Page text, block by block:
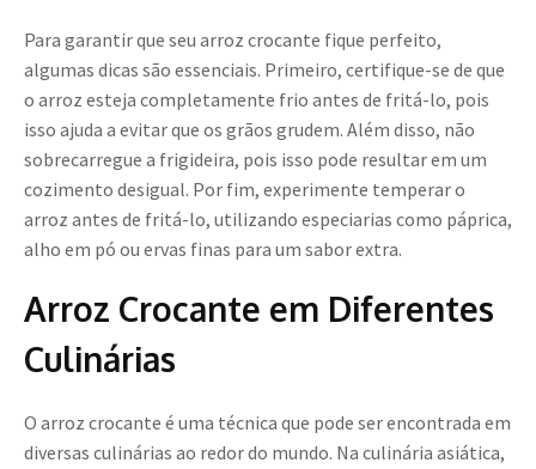
Para garantir que seu arroz crocante fique perfeito,
algumas dicas são essenciais. Primeiro, certifique-se de que
o arroz esteja completamente frio antes de fritá-lo, pois
isso ajuda a evitar que os grãos grudem. Além disso, não
sobrecarregue a frigideira, pois isso pode resultar em um
cozimento desigual. Por fim, experimente temperar o
arroz antes de fritá-lo, utilizando especiarias como páprica,
alho em pó ou ervas finas para um sabor extra.
Arroz Crocante em Diferentes
Culinárias
O arroz crocante é uma técnica que pode ser encontrada em
diversas culinárias ao redor do mundo. Na culinária asiática,